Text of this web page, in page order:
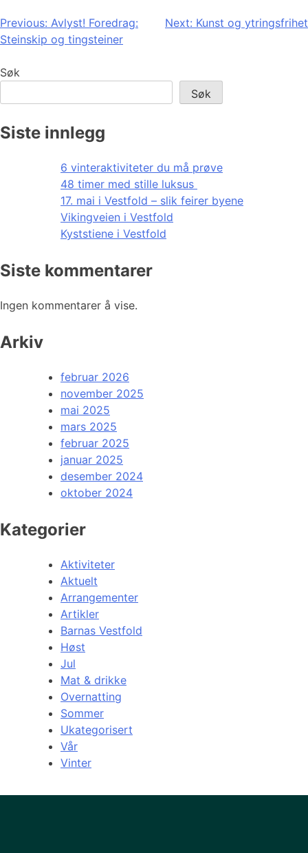
Innleggsnavigasjon
Previous: Avlyst! Foredrag:
Steinskip og tingsteiner
Next: Kunst og ytringsfrihet
Søk
Søk
Siste innlegg
6 vinteraktiviteter du må prøve
48 timer med stille luksus
17. mai i Vestfold – slik feirer byene
Vikingveien i Vestfold
Kyststiene i Vestfold
Siste kommentarer
Ingen kommentarer å vise.
Arkiv
februar 2026
november 2025
mai 2025
mars 2025
februar 2025
januar 2025
desember 2024
oktober 2024
Kategorier
Aktiviteter
Aktuelt
Arrangementer
Artikler
Barnas Vestfold
Høst
Jul
Mat & drikke
Overnatting
Sommer
Ukategorisert
Vår
Vinter